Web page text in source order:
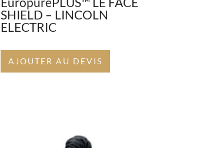
SHIELD – LINCOLN
ELECTRIC
AJOUTER AU DEVIS